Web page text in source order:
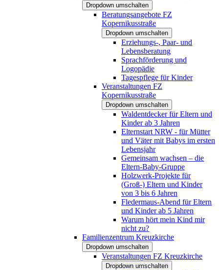
Dropdown umschalten
Beratungsangebote FZ
Kopernikusstraße
Dropdown umschalten
Erziehungs-, Paar- und
Lebensberatung
Sprachförderung und
Logopädie
Tagespflege für Kinder
Veranstaltungen FZ
Kopernikusstraße
Dropdown umschalten
Waldentdecker für Eltern und
Kinder ab 3 Jahren
Elternstart NRW - für Mütter
und Väter mit Babys im ersten
Lebensjahr
Gemeinsam wachsen – die
Eltern-Baby-Gruppe
Holzwerk-Projekte für
(Groß-) Eltern und Kinder
von 3 bis 6 Jahren
Fledermaus-Abend für Eltern
und Kinder ab 5 Jahren
Warum hört mein Kind mir
nicht zu?
Familienzentrum Kreuzkirche
Dropdown umschalten
Veranstaltungen FZ Kreuzkirche
Dropdown umschalten